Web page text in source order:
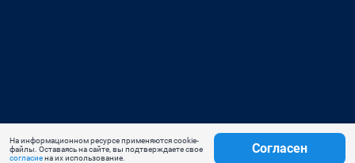
На информационном ресурсе применяются cookie-
файлы. Оставаясь на сайте, вы подтверждаете свое
согласиена их использование.
Согласен